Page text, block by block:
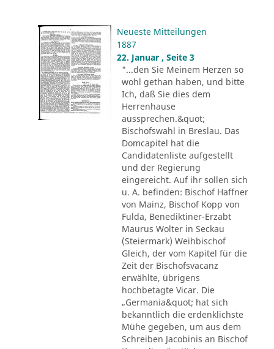
Neueste Mitteilungen
1887
22. Januar , Seite 3
"...den Sie Meinem Herzen so
wohl gethan haben, und bitte
Ich, daß Sie dies dem
Herrenhause
aussprechen.&quot;
Bischofswahl in Breslau. Das
Domcapitel hat die
Candidatenliste aufgestellt
und der Regierung
eingereicht. Auf ihr sollen sich
u. A. befinden: Bischof Haffner
von Mainz, Bischof Kopp von
Fulda, Benediktiner-Erzabt
Maurus Wolter in Seckau
(Steiermark) Weihbischof
Gleich, der vom Kapitel für die
Zeit der Bischofsvacanz
erwählte, übrigens
hochbetagte Vicar. Die
„Germania&quot; hat sich
bekanntlich die erdenklichste
Mühe gegeben, um aus dem
Schreiben Jacobinis an Bischof